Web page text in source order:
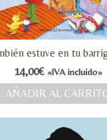
estuve en tu
14,00€ «IVA incluido»
AÑADIR AL